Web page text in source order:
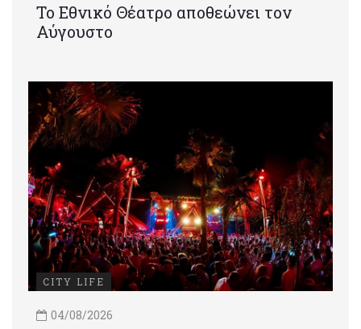
Το Εθνικό Θέατρο αποθεώνει τον
Αύγουστο
CITY LIFE
04/08/2026